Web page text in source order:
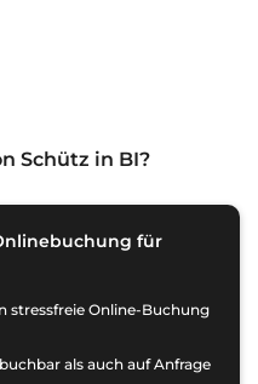
Schütz in BI?
für
stressfreie Online-Buchung
als auch auf Anfrage